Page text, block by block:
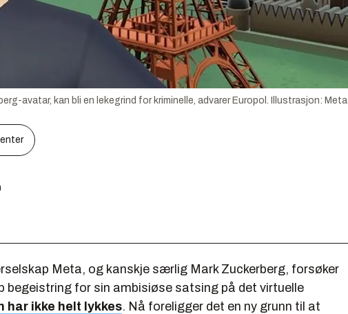
avatar, kan bli en lekegrind for kriminelle, advarer Europol. Illustrasjon: Meta
Meta, og kanskje særlig Mark Zuckerberg, forsøker
begeistring for sin ambisiøse satsing på det virtuelle
har ikke helt lykkes. Nå foreligger det en ny grunn til at